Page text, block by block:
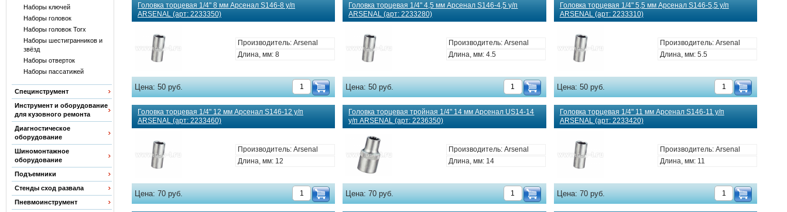
Наборы ключей
Наборы головок
Наборы головок Torx
Наборы шестигранников и
звёзд
Наборы отверток
Наборы пассатижей
Специнструмент
Инструмент и оборудование
для кузовного ремонта
Диагностическое
оборудование
Шиномонтажное
оборудование
Подъемники
Стенды сход развала
Пневмоинструмент
Головка торцевая 1/4" 8 мм Арсенал S146-8 у/п
ARSENAL (арт: 2233350)
Производитель: Arsenal
Длина, мм: 8
Цена:50 руб.
Головка торцевая 1/4" 4,5 мм Арсенал S146-4,5 у/п
ARSENAL (арт: 2233280)
Производитель: Arsenal
Длина, мм: 4.5
Цена:50 руб.
Головка торцевая 1/4" 5,5 мм Арсенал S146-5,5 у/п
ARSENAL (арт: 2233310)
Производитель: Arsenal
Длина, мм: 5.5
Цена:50 руб.
Головка торцевая 1/4" 12 мм Арсенал S146-12 у/п
ARSENAL (арт: 2233460)
Производитель: Arsenal
Длина, мм: 12
Цена:70 руб.
Головка торцевая тройная 1/4" 14 мм Арсенал US14-14
у/п ARSENAL (арт: 2236350)
Производитель: Arsenal
Длина, мм: 14
Цена:70 руб.
Головка торцевая 1/4" 11 мм Арсенал S146-11 у/п
ARSENAL (арт: 2233420)
Производитель: Arsenal
Длина, мм: 11
Цена:70 руб.